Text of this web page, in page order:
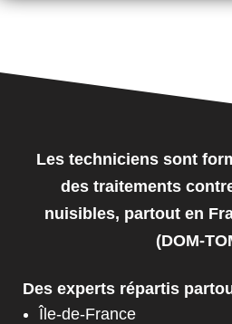
Les techniciens sont
des traitements
nuisibles, partout en
(DOM-
Des experts répartis
Île-de-France